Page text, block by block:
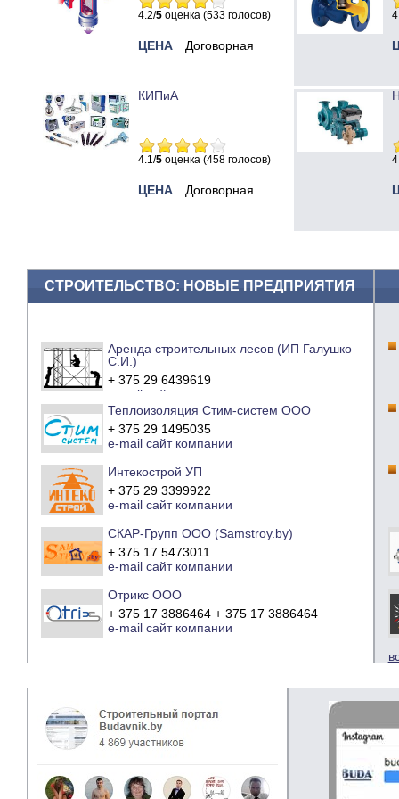
4.2/5 оценка (533 голосов)
ЦЕНА Договорная
КИПиА
4.1/5 оценка (458 голосов)
ЦЕНА Договорная
СТРОИТЕЛЬСТВО: НОВЫЕ ПРЕДПРИЯТИЯ
Аренда строительных лесов (ИП Галушко
С.И.)
+ 375 29 6439619
e-mail
сайт компании
Теплоизоляция Стим-систем ООО
+ 375 29 1495035
e-mail сайт компании
Интекострой УП
+ 375 29 3399922
e-mail сайт компании
СКАР-Групп ООО (Samstroy.by)
+ 375 17 5473011
e-mail сайт компании
Отрикс ООО
+ 375 17 3886464 + 375 17 3886464
e-mail сайт компании